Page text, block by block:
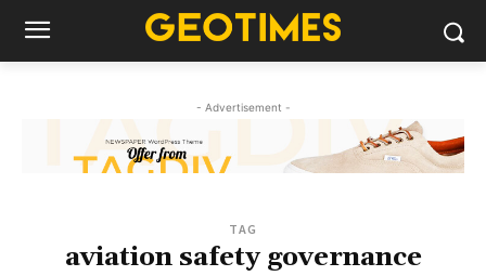
- Advertisement -
TAG
aviation safety governance